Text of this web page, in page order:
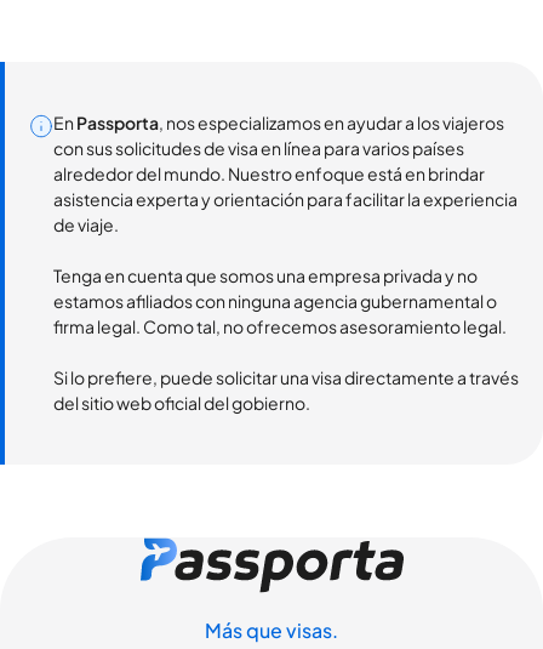
En Passporta, nos especializamos en ayudar a los viajeros
con sus solicitudes de visa en línea para varios países
alrededor del mundo. Nuestro enfoque está en brindar
asistencia experta y orientación para facilitar la experiencia
de viaje.
Tenga en cuenta que somos una empresa privada y no
estamos afiliados con ninguna agencia gubernamental o
firma legal. Como tal, no ofrecemos asesoramiento legal.
Si lo prefiere, puede solicitar una visa directamente a través
del sitio web oficial del gobierno.
Más que visas.